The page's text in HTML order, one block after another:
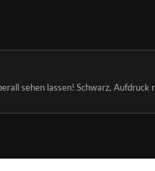
sehen lassen! Schwarz,